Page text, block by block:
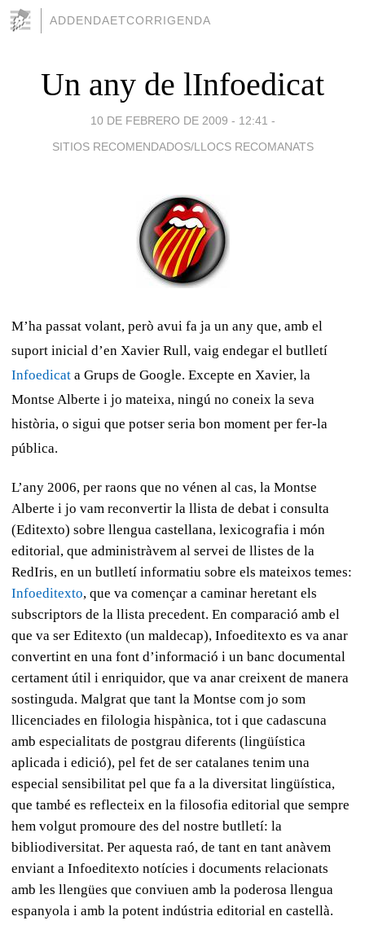
ADDENDAETCORRIGENDA
Un any de lInfoedicat
10 DE FEBRERO DE 2009 - 12:41 -
SITIOS RECOMENDADOS/LLOCS RECOMANATS
M’ha passat volant, però avui fa ja un any que, amb el
suport inicial d’en Xavier Rull, vaig endegar el butlletí
Infoedicat a Grups de Google. Excepte en Xavier, la
Montse Alberte i jo mateixa, ningú no coneix la seva
història, o sigui que potser seria bon moment per fer-la
pública.
L’any 2006, per raons que no vénen al cas, la Montse
Alberte i jo vam reconvertir la llista de debat i consulta
(Editexto) sobre llengua castellana, lexicografia i món
editorial, que administràvem al servei de llistes de la
RedIris, en un butlletí informatiu sobre els mateixos temes:
Infoeditexto, que va començar a caminar heretant els
subscriptors de la llista precedent. En comparació amb el
que va ser Editexto (un maldecap), Infoeditexto es va anar
convertint en una font d’informació i un banc documental
certament útil i enriquidor, que va anar creixent de manera
sostinguda. Malgrat que tant la Montse com jo som
llicenciades en filologia hispànica, tot i que cadascuna
amb especialitats de postgrau diferents (lingüística
aplicada i edició), pel fet de ser catalanes tenim una
especial sensibilitat pel que fa a la diversitat lingüística,
que també es reflecteix en la filosofia editorial que sempre
hem volgut promoure des del nostre butlletí: la
bibliodiversitat. Per aquesta raó, de tant en tant anàvem
enviant a Infoeditexto notícies i documents relacionats
amb les llengües que conviuen amb la poderosa llengua
espanyola i amb la potent indústria editorial en castellà.